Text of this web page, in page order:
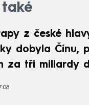
z české
dobyla Čínu,
za tři miliardy